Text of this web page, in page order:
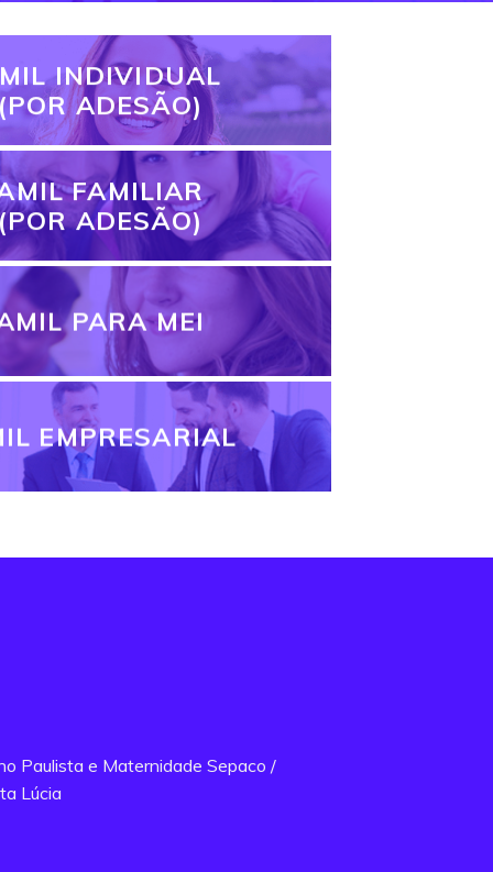
INDIVIDUAL
ADESÃO)
FAMILIAR
ADESÃO)
PARA MEI
EMPRESARIAL
Paulista e Maternidade Sepaco /
Lúcia